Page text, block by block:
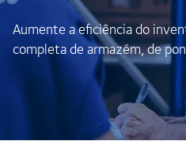
Aumente a eficiência do
completa de armazém, de